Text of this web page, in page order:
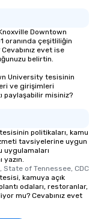
Downtown
oranında çeşitliliğin
evet ise
belirtin.
University tesisinin
ve girişimleri
paylaşabilir misiniz?
politikaları, kamu
tavsiyelerine uygun
uygulamaları
yazın.
State of Tennessee, CDC
kamuya açık
odaları, restoranlar,
mu? Cevabınız evet